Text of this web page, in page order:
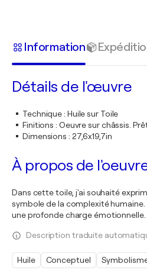
Information
Détails de l'œuvre
Technique: Huile sur Toile
Finitions : Oeuvre sur châssis.
Dimensions : 27,6x19,7in
À propos de
Dans cette toile, j'ai souhaité
symbole de la complexité
une profonde charge émotionnelle.
Description traduite
Huile Conceptuel